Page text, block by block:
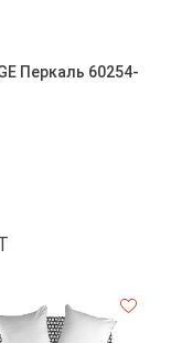
Перкаль 60254-